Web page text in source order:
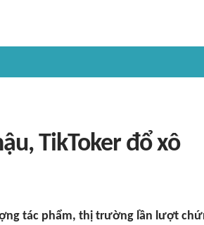
TikToker đổ xô
tác phẩm, thị trường lần lượt